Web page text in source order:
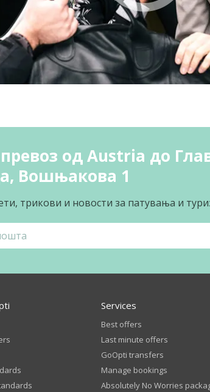
од Austria до
Вошњакова 1
трикови и новости за патувања и
Services
Best offers
Last minute offers
GoOpti transfers
Manage bookings
Absolutely No Worries